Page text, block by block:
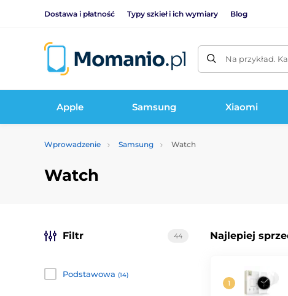
Dostawa i płatność Typy szkieł i ich wymiary Blog
Na przykład.
Apple Samsung Xiaomi
Wprowadzenie Samsung Watch
Watch
Najlepiej
Filtr 44
Podstawowa (14)